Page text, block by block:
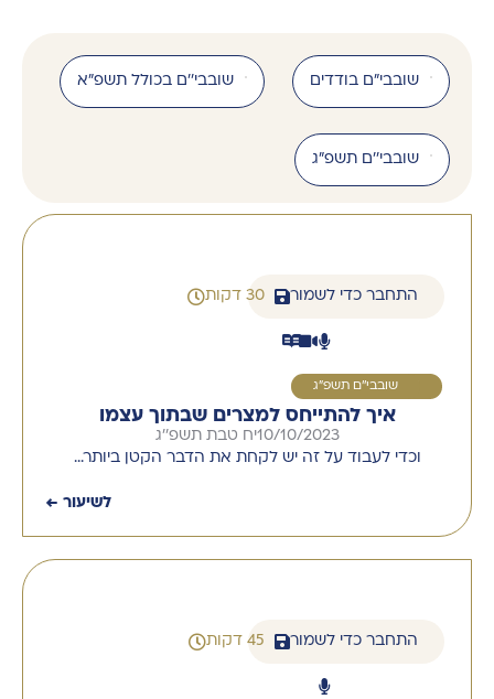
שובבי"ם בודדים שובבי''ם בכולל תשפ"א
שובבי''ם תשפ"ג
התחבר כדי לשמור 30 דקות
שובבי''ם תשפ"ג
איך להתייחס למצרים שבתוך עצמו
10/10/2023יח טבת תשפ''ג
וכדי לעבוד על זה יש לקחת את הדבר הקטן ביותר…
לשיעור ←
התחבר כדי לשמור 45 דקות